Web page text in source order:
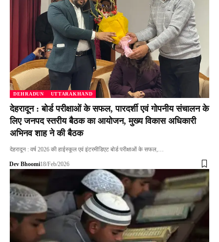
DEHRADUN UTTARAKHAND
देहरादून : बोर्ड परीक्षाओं के सफल, पारदर्शी एवं गोपनीय संचालन के
लिए जनपद स्तरीय बैठक का आयोजन, मुख्य विकास अधिकारी
अभिनव शाह ने की बैठक
देहरादून : वर्ष 2026 की हाईस्कूल एवं इंटरमीडिएट बोर्ड परीक्षाओं के सफल,…
Dev Bhoomi18/Feb/2026